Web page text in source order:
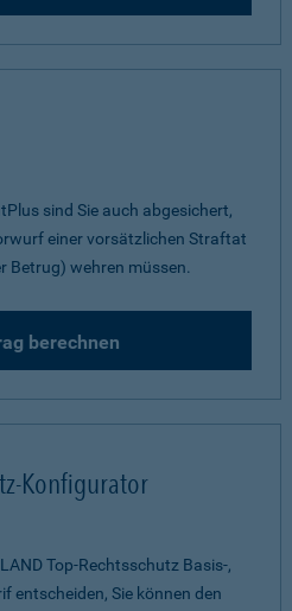
sind Sie auch abgesichert,
einer vorsätzlichen Straftat
Betrug) wehren müssen.
berechnen
Konfigurator
Top-Rechtsschutz Basis-,
entscheiden, Sie können den